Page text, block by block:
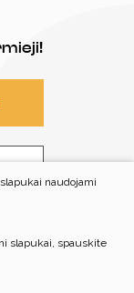
neįgaliųjų
naudojami
slapukai, spauskite